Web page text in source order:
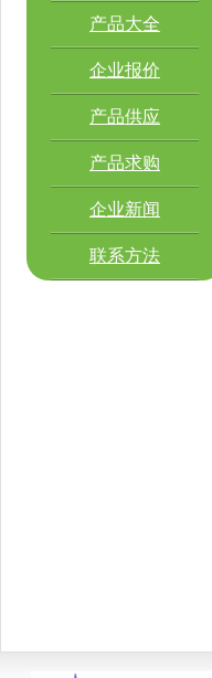
产品大全
企业报价
产品供应
产品求购
企业新闻
联系方法